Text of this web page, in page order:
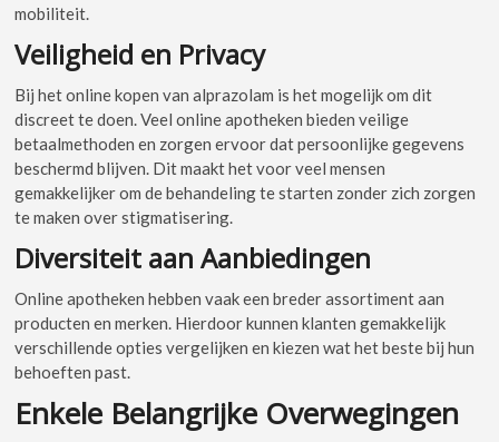
mobiliteit.
Veiligheid en Privacy
Bij het online kopen van alprazolam is het mogelijk om dit
discreet te doen. Veel online apotheken bieden veilige
betaalmethoden en zorgen ervoor dat persoonlijke gegevens
beschermd blijven. Dit maakt het voor veel mensen
gemakkelijker om de behandeling te starten zonder zich zorgen
te maken over stigmatisering.
Diversiteit aan Aanbiedingen
Online apotheken hebben vaak een breder assortiment aan
producten en merken. Hierdoor kunnen klanten gemakkelijk
verschillende opties vergelijken en kiezen wat het beste bij hun
behoeften past.
Enkele Belangrijke Overwegingen